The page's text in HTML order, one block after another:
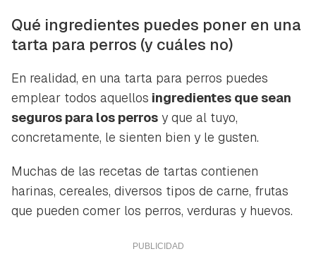
Qué ingredientes puedes poner en una
tarta para perros (y cuáles no)
En realidad, en una tarta para perros puedes
emplear todos aquellos ingredientes que sean
seguros para los perros y que al tuyo,
concretamente, le sienten bien y le gusten.
Muchas de las recetas de tartas contienen
harinas, cereales, diversos tipos de carne, frutas
que pueden comer los perros, verduras y huevos.